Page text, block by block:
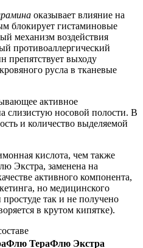
оказывает влияние на
блокирует гистаминовые
механизм воздействия
противоаллергический
препятствует выходу
русла в тканевые
активное
слизистую носовой полости. В
и количество выделяемой
кислота, чем также
Экстра, заменена на
активного компонента,
но медицинского
так и не получено
в крутом кипятке).
ТераФлю Экстра